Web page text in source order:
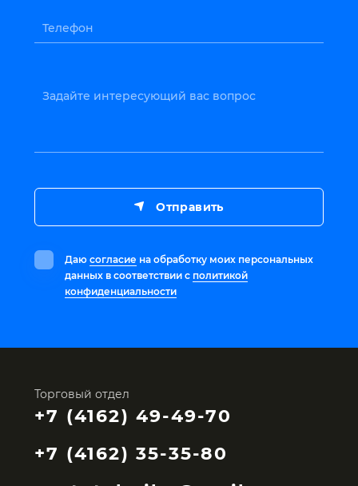
Телефон
Задайте интересующий вас вопрос
Даю согласие на обработку моих персональных
данных в соответствии с политикой
конфиденциальности
Отправить
Торговый отдел
+7 (4162) 49-49-70
+7 (4162) 35-35-80